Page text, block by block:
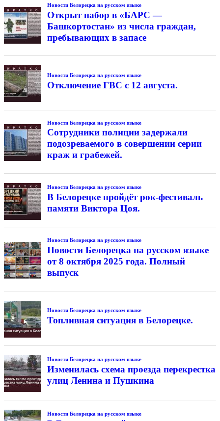
Новости Белорецка на русском языке
Открыт набор в «БАРС —
Башкортостан» из числа граждан,
пребывающих в запасе
Новости Белорецка на русском языке
Отключение ГВС с 12 августа.
Новости Белорецка на русском языке
Сотрудники полиции задержали
подозреваемого в совершении серии
краж и грабежей.
Новости Белорецка на русском языке
В Белорецке пройдёт рок-фестиваль
памяти Виктора Цоя.
Новости Белорецка на русском языке
Новости Белорецка на русском языке
от 8 октября 2025 года. Полный
выпуск
Новости Белорецка на русском языке
Топливная ситуация в Белорецке.
Новости Белорецка на русском языке
Изменилась схема проезда перекрестка
улиц Ленина и Пушкина
Новости Белорецка на русском языке